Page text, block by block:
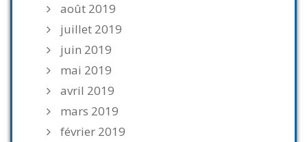
août 2019
juillet 2019
juin 2019
mai 2019
avril 2019
mars 2019
février 2019